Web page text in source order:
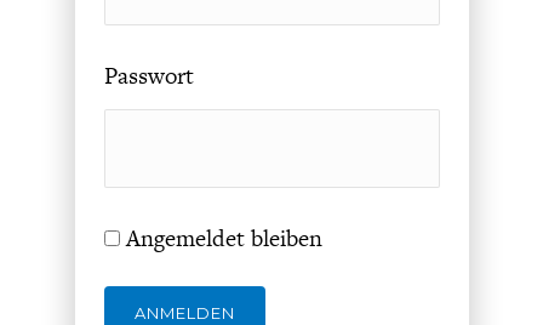
Passwort
Angemeldet bleiben
ANMELDEN